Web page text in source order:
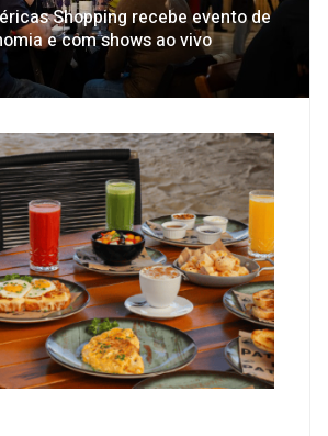
Shopping recebe evento de
e com shows ao vivo